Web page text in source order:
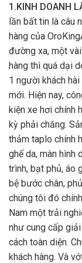
1.KINH DOANH
lần bất tin là câu
hàng của
đường xa, một
hàng thì quá dại
1 người khách
mới. Hiện nay,
kiện xe hơi chính
kỳ phải chăng.
thảm taplo chính
ghế da, màn hình
trình, bạt phủ, áo
bệ bước chân,
chúng tôi đó
Nam một trải
như cung cấp
cách toàn diện.
khách hàng. Và